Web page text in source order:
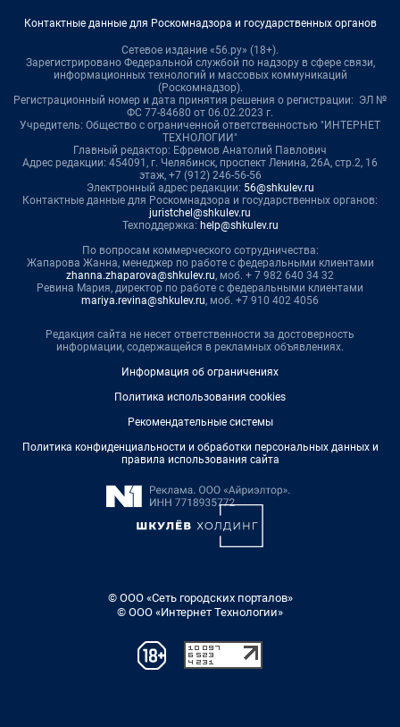
Контактные данные для Роскомнадзора и государственных органов
Сетевое издание «56.ру» (18+).
Зарегистрировано Федеральной службой по надзору в сфере связи,
информационных технологий и массовых коммуникаций
(Роскомнадзор).
Регистрационный номер и дата принятия решения о регистрации: ЭЛ №
ФС 77-84680 от 06.02.2023 г.
Учредитель: Общество с ограниченной ответственностью "ИНТЕРНЕТ
ТЕХНОЛОГИИ"
Главный редактор: Ефремов Анатолий Павлович
Адрес редакции: 454091, г. Челябинск, проспект Ленина, 26А, стр.2, 16
этаж, +7 (912) 246-56-56
Электронный адрес редакции: 56@shkulev.ru
Контактные данные для Роскомнадзора и государственных органов:
juristchel@shkulev.ru
Техподдержка: help@shkulev.ru
По вопросам коммерческого сотрудничества:
Жапарова Жанна, менеджер по работе с федеральными клиентами
zhanna.zhaparova@shkulev.ru, моб. + 7 982 640 34 32
Ревина Мария, директор по работе с федеральными клиентами
mariya.revina@shkulev.ru, моб. +7 910 402 4056
Редакция сайта не несет ответственности за достоверность
информации, содержащейся в рекламных объявлениях.
Информация об ограничениях
Политика использования cookies
Рекомендательные системы
Политика конфиденциальности и обработки персональных данных и
правила использования сайта
© ООО «Сеть городских порталов»
© ООО «Интернет Технологии»